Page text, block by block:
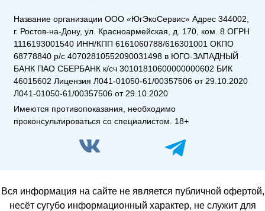
Название организации ООО «ЮгЭкоСервис» Адрес 344002,
г. Ростов-на-Дону, ул. Красноармейская, д. 170, ком. 8 ОГРН
1116193001540 ИНН/КПП 6161060788/616301001 ОКПО
68778840 р/с 40702810552090031498 в ЮГО-ЗАПАДНЫЙ
БАНК ПАО СБЕРБАНК к/сч 30101810600000000602 БИК
46015602 Лицензия Л041-01050-61/00357506 от 29.10.2020
Л041-01050-61/00357506 от 29.10.2020
Имеются противопоказания, необходимо
проконсультироваться со специалистом. 18+
Вся информация на сайте не является публичной офертой,
несёт сугубо информационный характер, не служит для